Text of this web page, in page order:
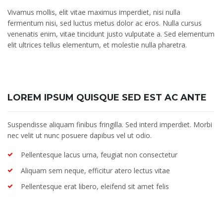
Vivamus mollis, elit vitae maximus imperdiet, nisi nulla
fermentum nisi, sed luctus metus dolor ac eros. Nulla cursus
venenatis enim, vitae tincidunt justo vulputate a. Sed elementum
elit ultrices tellus elementum, et molestie nulla pharetra.
LOREM IPSUM QUISQUE SED EST AC ANTE
Suspendisse aliquam finibus fringilla. Sed interd imperdiet. Morbi
nec velit ut nunc posuere dapibus vel ut odio.
Pellentesque lacus urna, feugiat non consectetur
Aliquam sem neque, efficitur atero lectus vitae
Pellentesque erat libero, eleifend sit amet felis